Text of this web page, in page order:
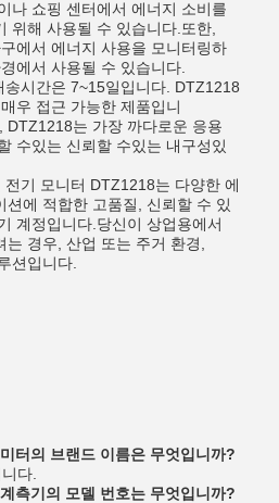
나 쇼핑 센터에서 에너지 소비를
위해 사용될 수 있습니다.또한,
에서 에너지 사용을 모니터링하
에서 사용될 수 있습니다.
시간은 7~15일입니다. DTZ1218
우 접근 가능한 제품입니
DTZ1218는 가장 까다로운 응용
수있는 신뢰할 수있는 내구성있
기 모니터 DTZ1218는 다양한 에
션에 적합한 고품질, 신뢰할 수 있
계정입니다.당신이 상업용에서
경우, 산업 또는 주거 환경,
션입니다.
터의 브랜드 이름은 무엇입니까?
다.
측기의 모델 번호는 무엇입니까?